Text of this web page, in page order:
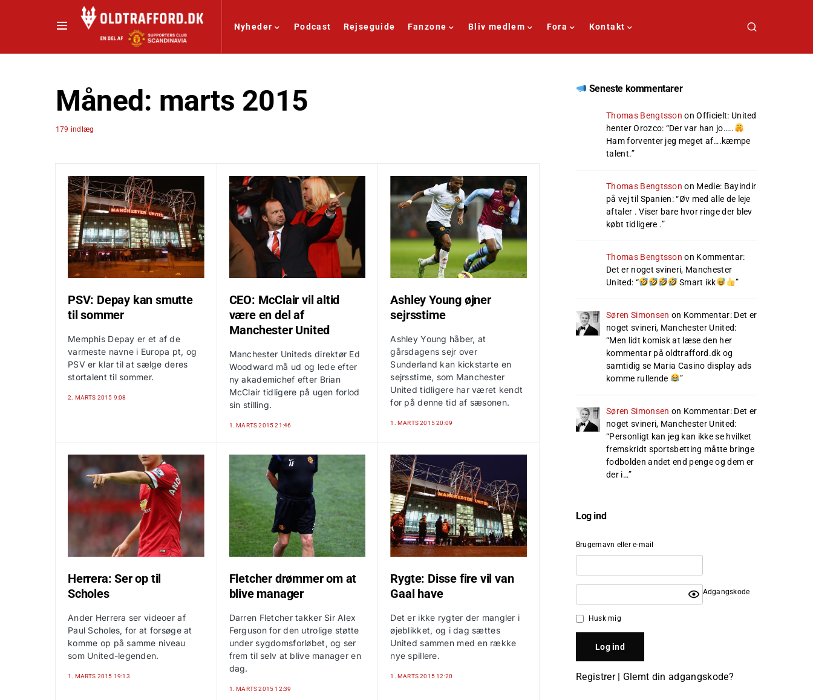
Nyheder Podcast Rejseguide Fanzone Bliv medlem Fora Kontakt
Måned: marts 2015
179 indlæg
PSV: Depay kan smutte
til sommer
Memphis Depay er et af de
varmeste navne i Europa pt, og
PSV er klar til at sælge deres
stortalent til sommer.
2. MARTS 2015 9:08
CEO: McClair vil altid
være en del af
Manchester United
Manchester Uniteds direktør Ed
Woodward må ud og lede efter
ny akademichef efter Brian
McClair tidligere på ugen forlod
sin stilling.
1. MARTS 2015 21:46
Ashley Young øjner
sejrsstime
Ashley Young håber, at
gårsdagens sejr over
Sunderland kan kickstarte en
sejrsstime, som Manchester
United tidligere har været kendt
for på denne tid af sæsonen.
1. MARTS 2015 20:09
Herrera: Ser op til
Scholes
Ander Herrera ser videoer af
Paul Scholes, for at forsøge at
komme op på samme niveau
som United-legenden.
1. MARTS 2015 19:13
Fletcher drømmer om at
blive manager
Darren Fletcher takker Sir Alex
Ferguson for den utrolige støtte
under sygdomsforløbet, og ser
frem til selv at blive manager en
dag.
1. MARTS 2015 12:39
Rygte: Disse fire vil van
Gaal have
Det er ikke rygter der mangler i
øjeblikket, og i dag sættes
United sammen med en række
nye spillere.
1. MARTS 2015 12:20
Seneste kommentarer
Thomas Bengtsson onOfficielt: United
henter Orozco: “Der var han jo…..
Ham forventer jeg meget af….kæmpe
talent.”
Thomas Bengtsson on Medie: Bayindir
på vej til Spanien: “Øv med alle de leje
aftaler . Viser bare hvor ringe der blev
købt tidligere .”
Thomas Bengtsson on Kommentar:
Det er noget svineri, Manchester
United: “ Smart ikk ”
Søren Simonsen on Kommentar: Det er
noget svineri, Manchester United:
“Men lidt komisk at læse den her
kommentar på oldtrafford.dk og
samtidig se Maria Casino display ads
komme rullende
”
Søren Simonsen on Kommentar: Det er
noget svineri, Manchester United:
“Personligt kan jeg kan ikke se hvilket
fremskridt sportsbetting måtte bringe
fodbolden andet end penge og dem er
der i…”
Log ind
Brugernavn eller e-mail
Adgangskode
Husk mig
Registrer| Glemt din adgangskode?